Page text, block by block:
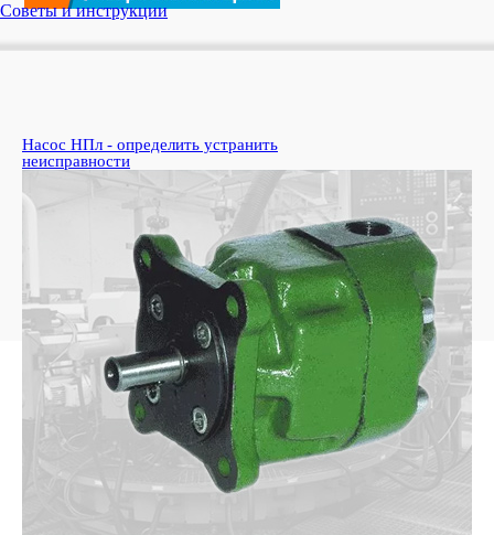
Советы и инструкции
Насос НПл - определить устранить
неисправности